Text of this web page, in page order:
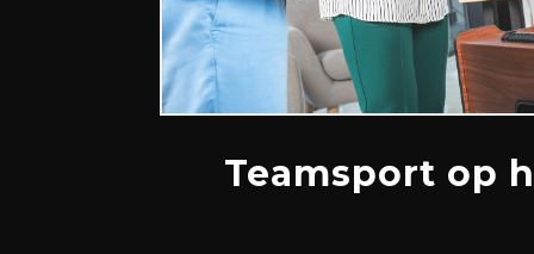
Teamsport op